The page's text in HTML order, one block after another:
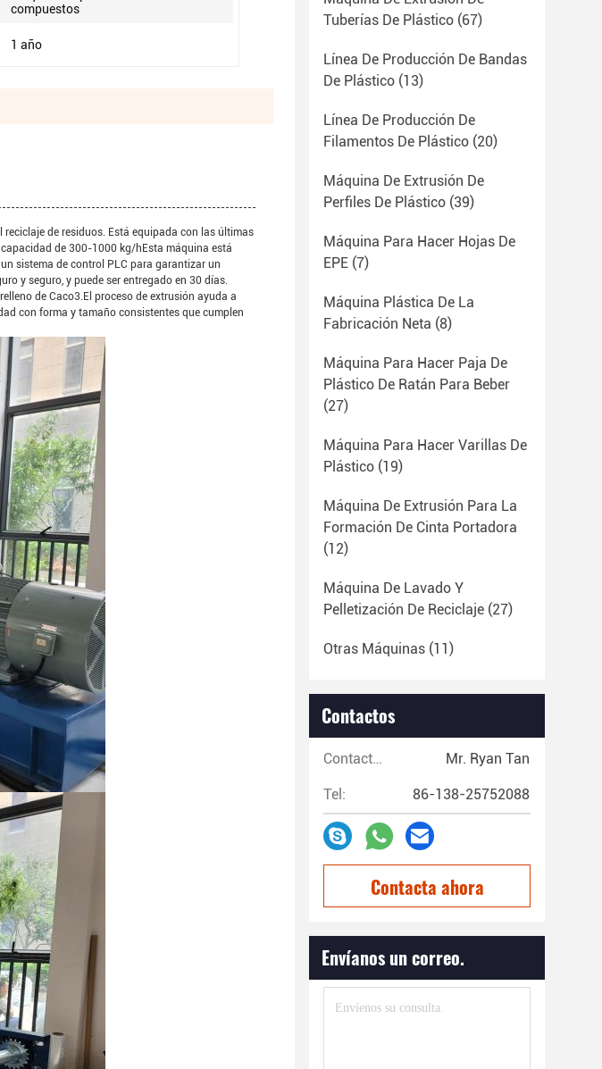
compuestos
1 año
de residuos. Está equipada con las últimas
de 300-1000 kg/hEsta máquina está
sistema de control PLC para garantizar un
y seguro, y puede ser entregado en 30 días.
de Caco3.El proceso de extrusión ayuda a
con forma y tamaño consistentes que cumplen
Tuberías De Plástico (67)
Línea De Producción De Bandas
De Plástico (13)
Línea De Producción De
Filamentos De Plástico (20)
Máquina De Extrusión De
Perfiles De Plástico (39)
Máquina Para Hacer Hojas De
EPE (7)
Máquina Plástica De La
Fabricación Neta (8)
Máquina Para Hacer Paja De
Plástico De Ratán Para Beber
(27)
Máquina Para Hacer Varillas De
Plástico (19)
Máquina De Extrusión Para La
Formación De Cinta Portadora
(12)
Máquina De Lavado Y
Pelletización De Reciclaje (27)
Otras Máquinas (11)
Contactos
Contactos: Mr. Ryan Tan
Tel: 86-138-25752088
Contacta ahora
Envíanos un correo.